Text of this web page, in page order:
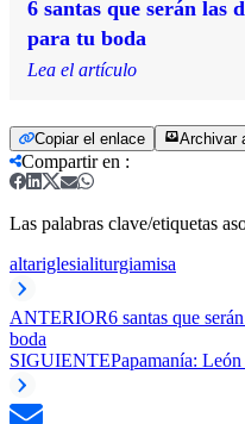
6 santas que serán las
para tu boda
Lea el artículo
Copiar el enlace Archivar
Compartir en :
Las palabras clave/etiquetas
altariglesialiturgiamisa
ANTERIOR6 santas que
boda
SIGUIENTEPapamanía: